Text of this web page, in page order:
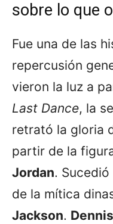
sobre lo que
Fue una de las
repercusión
vieron la luz a
Last Dance, la
retrató la gloria
partir de la
Jordan.
de la mítica
Jackson.